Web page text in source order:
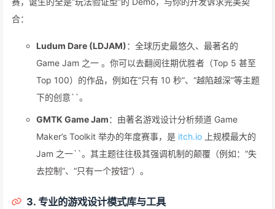
合：
Ludum Dare (LDJAM)：全球历史最悠久、最著名的
Game Jam 之一 。你可以去翻阅往期优胜者（Top 5 甚至
Top 100）的作品，例如在“只有 10 秒”、“越陷越深”等主题
下的创意``。
GMTK Game Jam：由著名游戏设计分析频道 Game
Maker’s Toolkit 举办的年度赛事，是 itch.io 上规模最大的
Jam 之一``。其主题往往极其强调机制的颠覆（例如：“失
去控制”、“只有一个按钮”）。
3. 专业的游戏设计模式库与工具